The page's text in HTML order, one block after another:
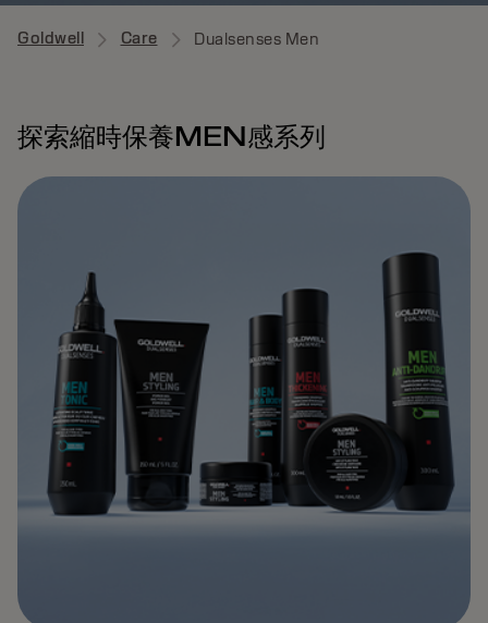
Goldwell Care Dualsenses Men
探索縮時保養MEN感系列